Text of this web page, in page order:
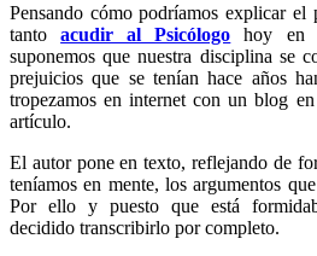
Pensando cómo podríamos explicar el
tantoacudir al Psicólogo hoy en
suponemos que nuestra disciplina se
prejuicios que se tenían hace años
tropezamos en internet con un blog
artículo.
El autor pone en texto, reflejando de
teníamos en mente, los argumentos
Por ello y puesto que está
decidido transcribirlo por completo.